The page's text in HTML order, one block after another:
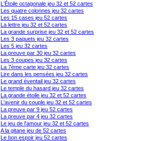
L'Étoile octagonale jeu 32 et 52 cartes
Les quatre colonnes jeu 32 cartes
Les 15 cases jeu 52 cartes
La lettre jeu 32 et 52 cartes
La grande surprise jeu 32 et 52 cartes
Les 3 paquets jeu 32 cartes
Les 5 jeu 32 cartes
La preuve par 30 jeu 32 cartes
Les 3 coupes jeu 32 cartes
La 7ème carte jeu 32 cartes
Lire dans les pensées jeu 32 cartes
Le grand éventail jeu 32 cartes
Le temple du hasard jeu 32 cartes
La grande étoile jeu 32 et 52 cartes
L'avenir du couple jeu 32 et 52 cartes
La preuve par 9 jeu 52 cartes
La preuve par 4 jeu 32 cartes
Le jeu de l'amour jeu 32 et 52 cartes
A la gitane jeu de 52 cartes
Le bon espoir jeu 52 cartes